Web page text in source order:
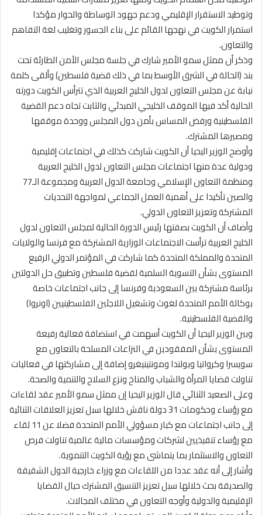
وتوطيد الاستقرار الإقليمي ودعم جهود الوساطة والحوار مؤكدا
استمرار الكويت في نهجها القائم على بناء الجسور وتغليب لغة التفاهم
والتعاون.
وذكر أن ممثل سمو الأمير شارك في جلسة مجلس الأمن الطارئة تحت
بند (الحالة في الشرق الأوسط بما في ذلك قضية فلسطين) وألقى كلمة
نيابة عن مجلس التعاون لدول الخليج العربية الذي تترأس الكويت دورته
الحالية أكد فيها الموقف الخليجي المبدئي والثابت تجاه دعم القضية
الفلسطينية ورفض المساس بأمن دول المجلس ووحدة موقفها
ومصيرها المشترك.
وأوضح الوزير اليحيا أن الكويت شاركت كذلك في اجتماعات إقليمية
ودولية عدة منها اجتماعات مجلس التعاون لدول الخليج العربية
ومنظمة التعاون الإسلامي وجامعة الدول العربية ومجموعة الـ77
والصين تأكيدا على أهمية العمل الجماعي لمواجهة التحديات
المشتركة وتعزيز التعاون الدولي.
وأضاف أن الكويت بصفتها رئيس الدورة الحالية لمجلس التعاون لدول
الخليج العربية ترأست الاجتماعات الوزارية المشتركة مع فرنسا والولايات
المتحدة والمملكة المتحدة كما شاركت في المؤتمر الدولي الرفيع
المستوى بشأن التسوية السلمية لقضية فلسطين وتطبيق حل الدولتين
برئاسة مشتركة بين السعودية وفرنسا إلى جانب اجتماعات خاصة
بوكالة الأمم المتحدة لغوث وتشغيل اللاجئين الفلسطينيين (اونروا)
والقضية الفلسطينية.
وبين الوزير اليحيا أن الكويت أسهمت في استضافة فعالية رفيعة
المستوى بشأن المفقودين في النزاعات المسلحة بالتعاون مع
سويسرا وكرواتيا وبولندا ومونتينيغرو إضافة إلى مشاركتها في فعاليات
تناولت قضايا المرأة والشباب والمناخ ونزع السلاح والتنمية والصحة.
وعلى الصعيد الثنائي قال الوزير اليحيا إن ممثل سمو الأمير عقد لقاءات
مع رؤساء وحكومات 31 دولة ناقش خلالها سبل تعزيز العلاقات الثنائية
إلى جانب اجتماعات مع كبار مسؤولي الأمم المتحدة فضلا عن 11 لقاء
مع رؤساء تنفيذيين لشركات ومؤسسات مالية عالمية تناولت فرص
التعاون والاستثمار بما يتماشى مع رؤية الكويت التنموية.
وأشار إلى أنه عقد عددا من اللقاءات مع وزراء خارجية الدول الشقيقة
والصديقة بحث خلالها سبل تعزيز التنسيق المشترك حيال القضايا
الإقليمية والدولية وأوجه التعاون في مختلف المجالات.